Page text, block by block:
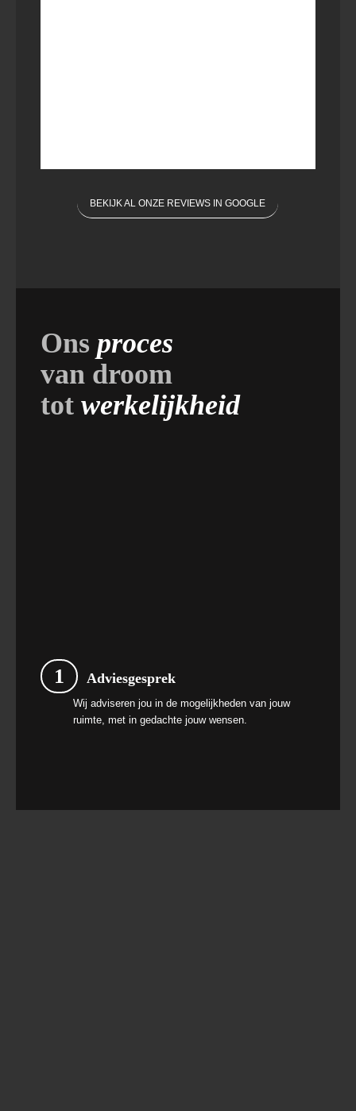
BEKIJK AL ONZE REVIEWS IN GOOGLE
Ons proces
van droom
tot werkelijkheid
1 Adviesgesprek
Wij adviseren jou in de mogelijkheden van jouw
ruimte, met in gedachte jouw wensen.